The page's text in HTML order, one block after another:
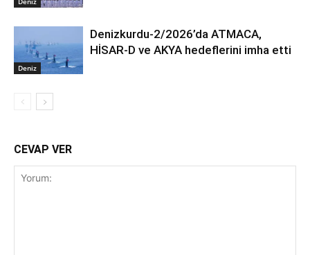
Deniz
Denizkurdu-2/2026’da ATMACA,
HİSAR-D ve AKYA hedeflerini imha etti
CEVAP VER